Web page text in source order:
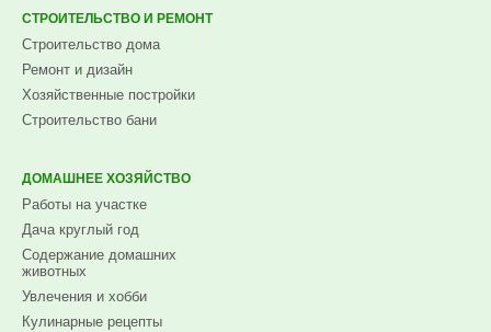
СТРОИТЕЛЬСТВО И РЕМОНТ
Строительство дома
Ремонт и дизайн
Хозяйственные постройки
Строительство бани
ДОМАШНЕЕ ХОЗЯЙСТВО
Работы на участке
Дача круглый год
Содержание домашних
животных
Увлечения и хобби
Кулинарные рецепты